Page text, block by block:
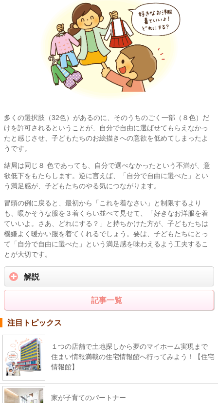
多くの選択肢（32色）があるのに、そのうちのごく一部（８色）だ
けを許可されるということが、自分で自由に選ばせてもらえなかっ
たと感じさせ、子どもたちのお絵描きへの意欲を低めてしまったよ
うです。
結局は同じ８ 色であっても、自分で選べなかったという不満が、意
欲低下をもたらします。逆に言えば、「自分で自由に選べた」とい
う満足感が、子どもたちのやる気につながります。
冒頭の例に戻ると、最初から「これを着なさい」と制限するより
も、暖かそうな服を３着くらい並べて見せて、「好きなお洋服を着
ていいよ。さあ、どれにする？」と持ちかけた方が、子どもたちは
機嫌よく暖かい服を着てくれるでしょう。要は、子どもたちにとっ
て「自分で自由に選べた」という満足感を味わえるよう工夫するこ
とが大切です。
解説
記事一覧
注目トピックス
１つの店舗で土地探しから夢のマイホーム実現まで
住まい情報満載の住宅情報館へ行ってみよう！【住宅
情報館】
家が子育てのパートナー